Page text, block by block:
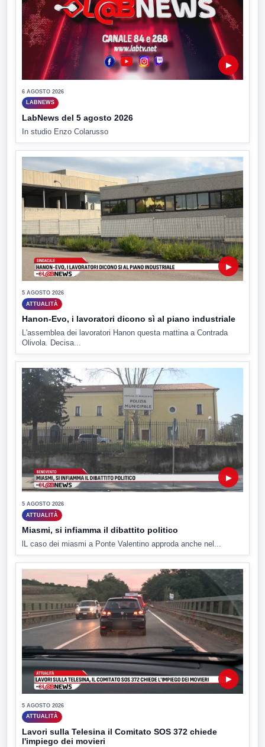
▶
6 AGOSTO 2026
LABNEWS
LabNews del 5 agosto 2026
In studio Enzo Colarusso
▶
5 AGOSTO 2026
ATTUALITÀ
Hanon-Evo, i lavoratori dicono sì al piano industriale
L'assemblea dei lavoratori Hanon questa mattina a Contrada
Olivola. Decisa...
▶
5 AGOSTO 2026
ATTUALITÀ
Miasmi, si infiamma il dibattito politico
lL caso dei miasmi a Ponte Valentino approda anche nel...
▶
5 AGOSTO 2026
ATTUALITÀ
Lavori sulla Telesina il Comitato SOS 372 chiede
l'impiego dei movieri